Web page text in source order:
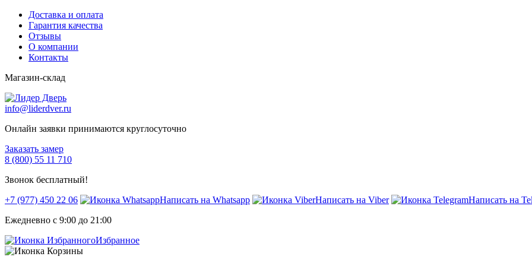
Доставка и оплата
Гарантия качества
Отзывы
О компании
Контакты
Магазин-склад
info@liderdver.ru
Онлайн заявки принимаются круглосуточно
Заказать замер
8 (800) 55 11 710
Звонок бесплатный!
+7 (977) 450 22 06
Написать на Whatsapp Написать на Viber
Написать на
Ежедневно с 9:00 до 21:00
Избранное